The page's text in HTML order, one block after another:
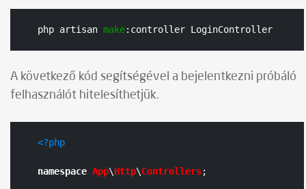
php artisan make:controller LoginController
A következő kód segítségével a bejelentkezni próbáló
felhasználót hitelesíthetjük.
<?php
namespace App\Http\Controllers;